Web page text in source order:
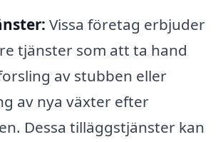
Vissa företag erbjuder
tjänster som att ta hand
av stubben eller
av nya växter efter
Dessa tilläggstjänster kan